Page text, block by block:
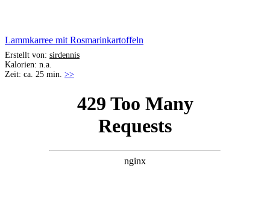
Lammkarree mit Rosmarinkartoffeln
Erstellt von: sirdennis
Kalorien: n.a.
Zeit: ca. 25 min. >>